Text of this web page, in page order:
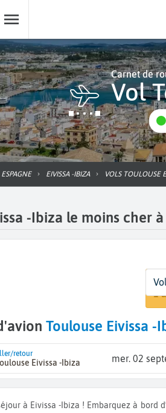
Carnet de
Vol
ESPAGNE EIVISSA -IBIZA VOLS TOULOUSE
-Ibiza le moins cher
2
1
Toulouse Eivissa -
retour
Eivissa -Ibiza mer. 02
à Eivissa -Ibiza ! Embarquez à bord